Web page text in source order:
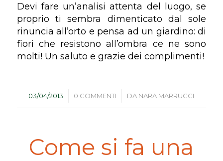
Devi fare un’analisi attenta del luogo, se
proprio ti sembra dimenticato dal sole
rinuncia all’orto e pensa ad un giardino: di
fiori che resistono all’ombra ce ne sono
molti! Un saluto e grazie dei complimenti!
03/04/2013
/ 0 COMMENTI
/ DA NARA MARRUCCI
Come si fa una